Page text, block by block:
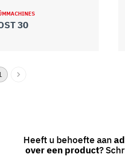
30
Heeft u behoefte aan
over een product?